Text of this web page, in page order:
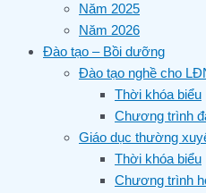
Năm 2025
Năm 2026
Đào tạo – Bồi dưỡng
Đào tạo nghề cho
Thời khóa biểu
Chương trình
Giáo dục thường
Thời khóa biểu
Chương trình